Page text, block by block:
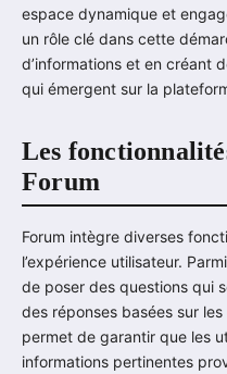
espace dynamique et
un rôle clé dans cette
d’informations et en créant
qui émergent sur la
Les
Forum
Forum intègre diverses
l’expérience utilisateur.
de poser des questions qui
des réponses basées sur
permet de garantir que les
informations pertinentes